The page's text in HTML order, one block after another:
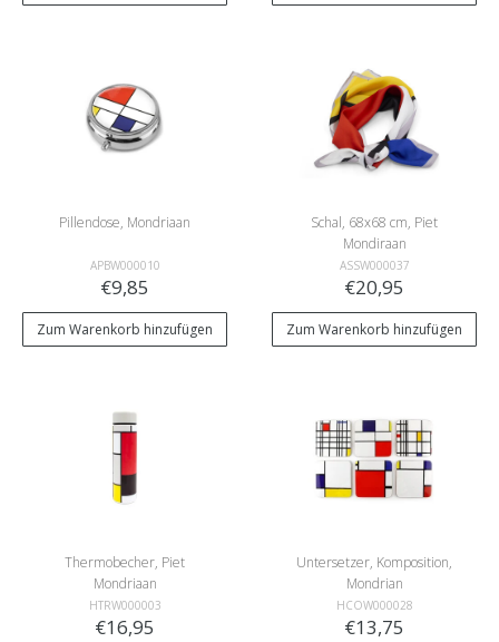
Pillendose, Mondriaan
APBW000010
€9,85
Zum Warenkorb hinzufügen
Schal, 68x68 cm, Piet
Mondiraan
ASSW000037
€20,95
Zum Warenkorb hinzufügen
Thermobecher, Piet
Mondriaan
HTRW000003
€16,95
Untersetzer, Komposition,
Mondrian
HCOW000028
€13,75